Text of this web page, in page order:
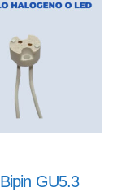
GU5.3